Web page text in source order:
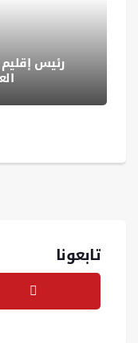
رئيس
تابعونا